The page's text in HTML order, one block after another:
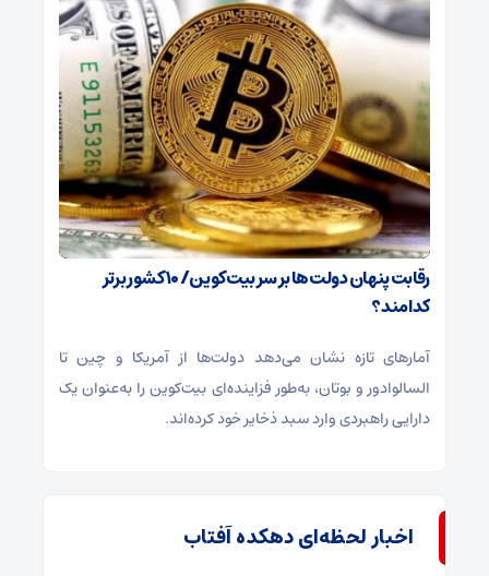
رقابت پنهان دولت‌ها بر سر بیت‌کوین/ ۱۰ کشور برتر
کدامند؟
آمارهای تازه نشان می‌دهد دولت‌ها از آمریکا و چین تا
السالوادور و بوتان، به‌طور فزاینده‌ای بیت‌کوین را به‌عنوان یک
دارایی راهبردی وارد سبد ذخایر خود کرده‌اند.
اخبار لحظه‌ای دهکده آفتاب